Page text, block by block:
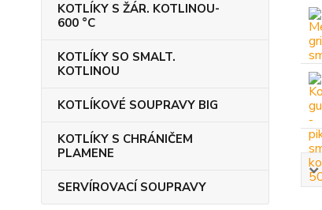
KOTLÍKY S ŽÁR. KOTLINOU-
600 °C
KOTLÍKY SO SMALT.
KOTLINOU
KOTLÍKOVÉ SOUPRAVY BIG
KOTLÍKY S CHRÁNIČEM
PLAMENE
SERVÍROVACÍ SOUPRAVY